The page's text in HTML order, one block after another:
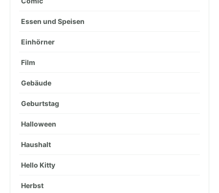
Essen und Speisen
Einhörner
Film
Gebäude
Geburtstag
Halloween
Haushalt
Hello Kitty
Herbst